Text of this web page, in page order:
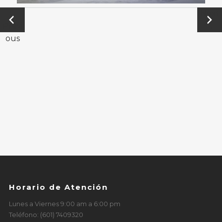
←
Previ
ous
Next
→
Horario de Atención
Lunes a Viernes 9:00 am a 6:00 pm
Teléfono: (601) 7409320